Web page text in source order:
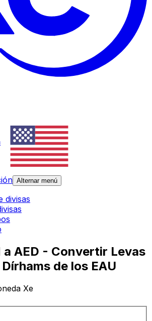
Alternar menú
divisas
a AED - Convertir Levas
de los EAU
Xe